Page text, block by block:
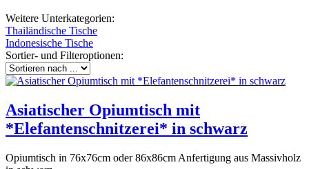
Weitere Unterkategorien:
Thailändische Tische
Indonesische Tische
Sortier- und Filteroptionen:
Asiatischer Opiumtisch mit
*Elefantenschnitzerei* in schwarz
Opiumtisch in 76x76cm oder 86x86cm Anfertigung aus Massivholz